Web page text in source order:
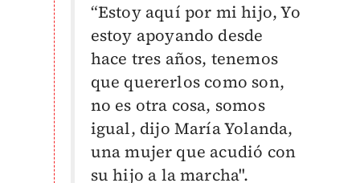
“Estoy aquí por mi hijo, Yo
estoy apoyando desde
hace tres años, tenemos
que quererlos como son,
no es otra cosa, somos
igual, dijo María Yolanda,
una mujer que acudió con
su hijo a la marcha".